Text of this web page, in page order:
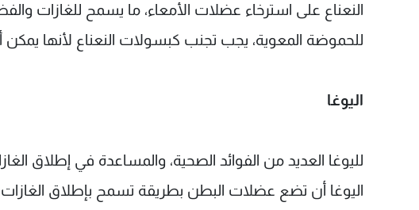
النعناع على استرخاء عضلات الأمعاء، ما يسمح للغازات
للحموضة المعوية، يجب تجنب كبسولات النعناع لأنها يمكن
اليوغا
لليوغا العديد من الفوائد الصحية، والمساعدة في إطلاق
اليوغا أن تضع عضلات البطن بطريقة تسمح بإطلاق